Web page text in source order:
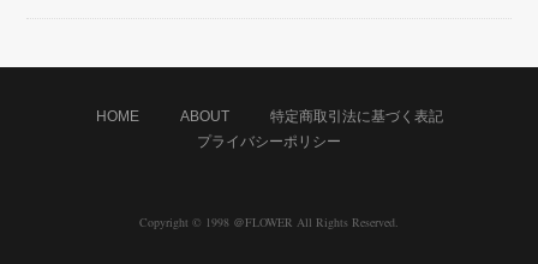
HOME ABOUT
特定商取引法に基づく表記
プライバシーポリシー
Copyright © 1998 ＠FLOWER All Rights Reserved.